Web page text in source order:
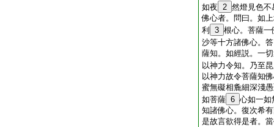
如夜 2 然燈見色不
佛心者。問曰。如
利
3 根心。菩薩一
沙等十方諸佛心。
薩知。如經説。一
以神力令知。乃至
以神力故令菩薩知
蜜無礙相麁細深淺
如菩薩 6 心如一如
知諸佛心。復次希
是故言欲得是者。